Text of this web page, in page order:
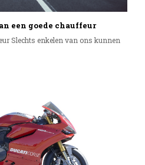
een goede chauffeur
Slechts enkelen van ons kunnen